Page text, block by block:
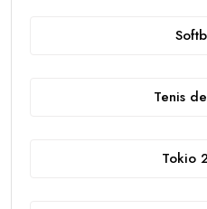
Tenis
Tokio